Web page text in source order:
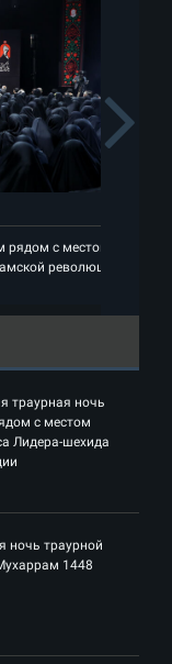
с местом
революции
траурная ночь
с местом
Лидера-шехида
ночь траурной
1448